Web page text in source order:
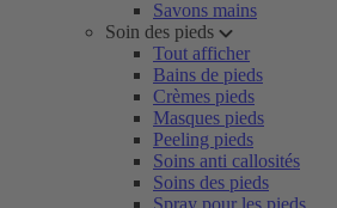
Savons mains
Soin des pieds
Tout afficher
Bains de pieds
Crèmes pieds
Masques pieds
Peeling pieds
Soins anti callosités
Soins des pieds
Spray pour les pieds